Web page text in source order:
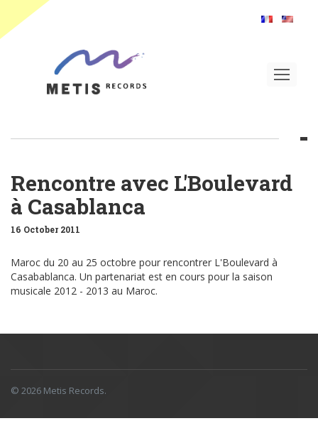
Toggle
Rencontre avec L'Boulevard
à Casablanca
16 October 2011
Maroc du 20 au 25 octobre pour rencontrer L'Boulevard à
Casabablanca. Un partenariat est en cours pour la saison
musicale 2012 - 2013 au Maroc.
© 2026 Metis Records.